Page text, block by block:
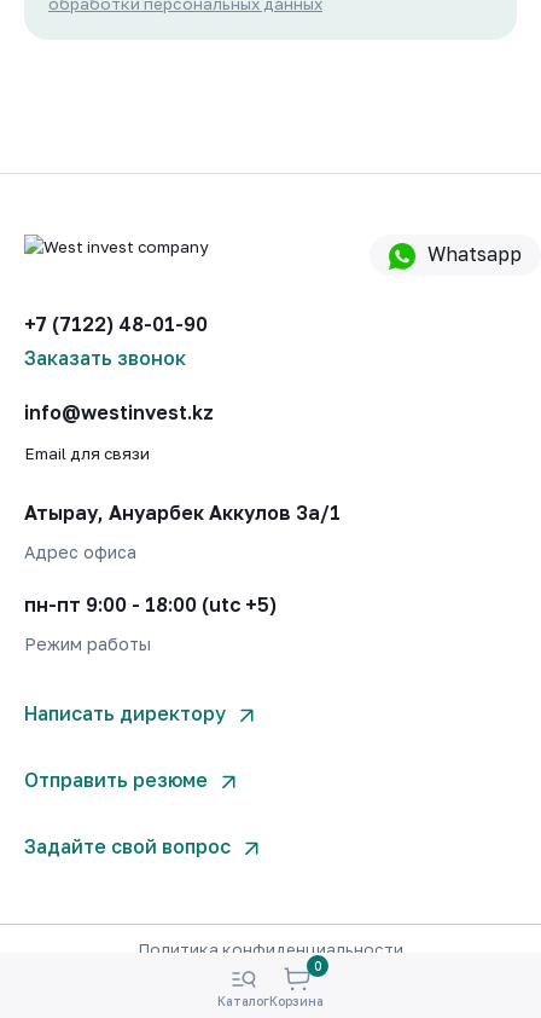
КаталогКорзина
0
обработки персональных данных
+7 (7122) 48-01-90
Заказать звонок
info@westinvest.kz
Email для связи
Атырау, Ануарбек Аккулов 3а/1
Адрес офиса
пн-пт 9:00 - 18:00 (utc +5)
Режим работы
Whatsapp
Написать директору
Отправить резюме
Задайте свой вопрос
© West Invest Company 2000-2026. Все права защищены.
Политика конфиденциальности